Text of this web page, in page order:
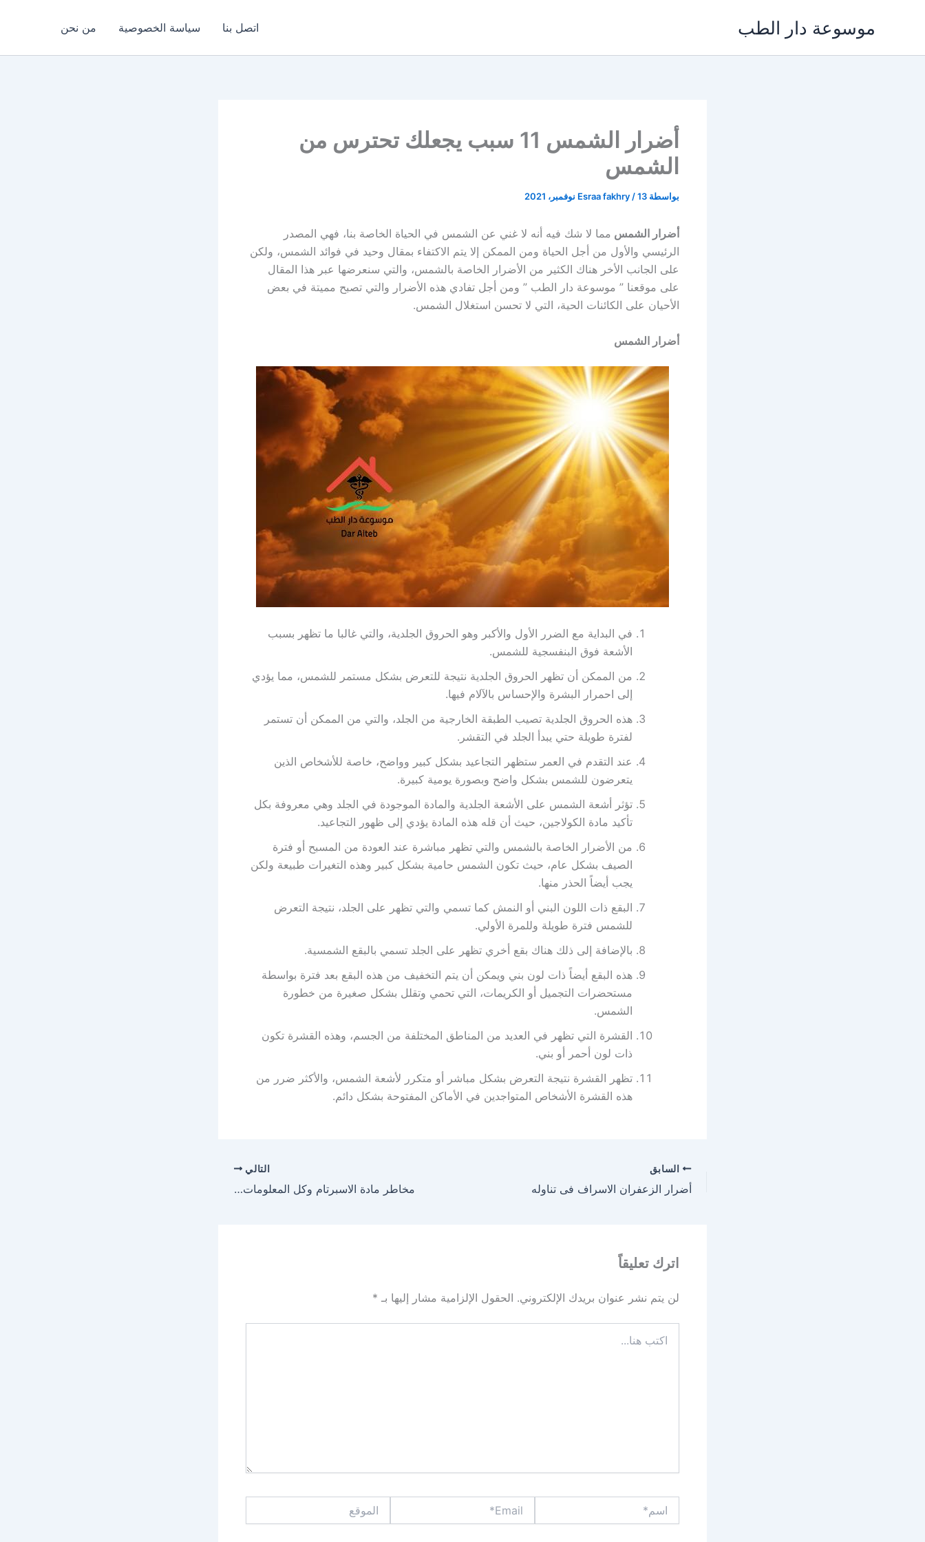
موسوعة دار الطب اتصل بنا سياسة الخصوصية من نحن
أضرار الشمس 11 سبب يجعلك تحترس من
الشمس
بواسطة Esraa fakhry /13 نوفمبر، 2021
أضرار الشمس مما لا شك فيه أنه لا غني عن الشمس في الحياة الخاصة بنا، فهي المصدر
الرئيسي والأول من أجل الحياة ومن الممكن إلا يتم الاكتفاء بمقال وحيد في فوائد الشمس، ولكن
على الجانب الأخر هناك الكثير من الأضرار الخاصة بالشمس، والتي سنعرضها عبر هذا المقال
على موقعنا ” موسوعة دار الطب ” ومن أجل تفادي هذه الأضرار والتي تصبح مميتة في بعض
الأحيان على الكائنات الحية، التي لا تحسن استغلال الشمس.
أضرار الشمس
في البداية مع الضرر الأول والأكبر وهو الحروق الجلدية، والتي غالبا ما تظهر بسبب
الأشعة فوق البنفسجية للشمس.
من الممكن أن تظهر الحروق الجلدية نتيجة للتعرض بشكل مستمر للشمس، مما يؤدي
إلى احمرار البشرة والإحساس بالآلام فيها.
هذه الحروق الجلدية تصيب الطبقة الخارجية من الجلد، والتي من الممكن أن تستمر
لفترة طويلة حتي يبدأ الجلد في التقشر.
عند التقدم في العمر ستظهر التجاعيد بشكل كبير وواضح، خاصة للأشخاص الذين
يتعرضون للشمس بشكل واضح وبصورة يومية كبيرة.
تؤثر أشعة الشمس على الأشعة الجلدية والمادة الموجودة في الجلد وهي معروفة بكل
تأكيد مادة الكولاجين، حيث أن قله هذه المادة يؤدي إلى ظهور التجاعيد.
من الأضرار الخاصة بالشمس والتي تظهر مباشرة عند العودة من المسبح أو فترة
الصيف بشكل عام، حيث تكون الشمس حامية بشكل كبير وهذه التغيرات طبيعة ولكن
يجب أيضاً الحذر منها.
البقع ذات اللون البني أو النمش كما تسمي والتي تظهر على الجلد، نتيجة التعرض
للشمس فترة طويلة وللمرة الأولي.
بالإضافة إلى ذلك هناك بقع أخري تظهر على الجلد تسمي بالبقع الشمسية.
هذه البقع أيضاً ذات لون بني ويمكن أن يتم التخفيف من هذه البقع بعد فترة بواسطة
مستحضرات التجميل أو الكريمات، التي تحمي وتقلل بشكل صغيرة من خطورة
الشمس.
القشرة التي تظهر في العديد من المناطق المختلفة من الجسم، وهذه القشرة تكون
ذات لون أحمر أو بني.
تظهر القشرة نتيجة التعرض بشكل مباشر أو متكرر لأشعة الشمس، والأكثر ضرر من
هذه القشرة الأشخاص المتواجدين في الأماكن المفتوحة بشكل دائم.
السابق
أضرار الزعفران الاسراف فى تناوله
التالي
مخاطر مادة الاسبرتام وكل المعلومات التي تود معرفتها عنها
اترك تعليقاً
لن يتم نشر عنوان بريدك الإلكتروني. الحقول الإلزامية مشار إليها بـ *
هنا...